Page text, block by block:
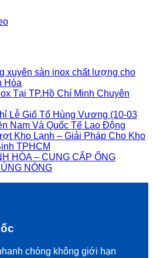
xuyên sàn inox chất lượng cho
Hòa
Tại TP.Hồ Chí Minh Chuyên
Lễ Giổ Tổ Hùng Vương (10-03
Nam Và Quốc Tế Lao Động
Kho Lạnh – Giải Pháp Cho Kho
TPHCM
HÒA – CUNG CẤP ỐNG
NÓNG
chóng không giới hạn